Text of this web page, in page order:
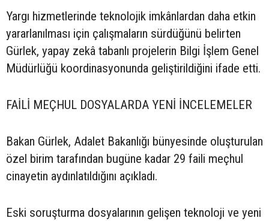
Yargı hizmetlerinde teknolojik imkânlardan daha etkin
yararlanılması için çalışmaların sürdüğünü belirten
Gürlek, yapay zekâ tabanlı projelerin Bilgi İşlem Genel
Müdürlüğü koordinasyonunda geliştirildiğini ifade etti.
FAİLİ MEÇHUL DOSYALARDA YENİ İNCELEMELER
Bakan Gürlek, Adalet Bakanlığı bünyesinde oluşturulan
özel birim tarafından bugüne kadar 29 faili meçhul
cinayetin aydınlatıldığını açıkladı.
Eski soruşturma dosyalarının gelişen teknoloji ve yeni